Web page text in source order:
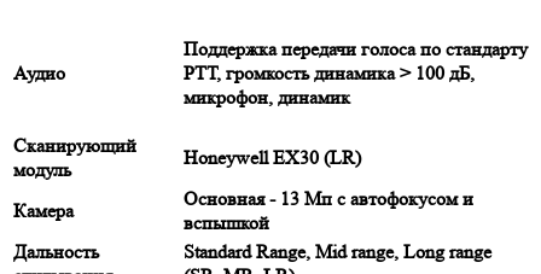
Аудио
Поддержка передачи голоса по стандарту
РТТ, громкость динамика > 100 дБ,
микрофон, динамик
Сканирующий
модуль
Honeywell EX30 (LR)
Камера
Основная - 13 Мп с автофокусом и
вспышкой
Дальность
Standard Range, Mid range, Long range